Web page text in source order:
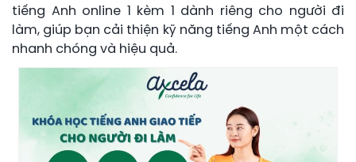
tiếng Anh online 1 kèm 1 dành riêng cho người đi
làm, giúp bạn cải thiện kỹ năng tiếng Anh một cách
nhanh chóng và hiệu quả.